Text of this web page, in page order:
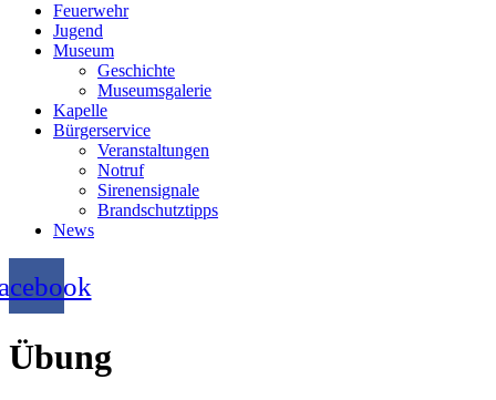
Feuerwehr
Jugend
Museum
Geschichte
Museumsgalerie
Kapelle
Bürgerservice
Veranstaltungen
Notruf
Sirenensignale
Brandschutztipps
News
Übung